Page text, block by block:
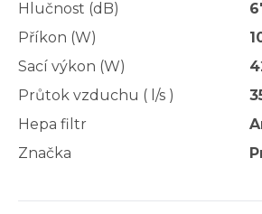
Hlučnost (dB)
Příkon (W)
Sací výkon (W)
Průtok vzduchu ( l/s )
Hepa filtr
Značka